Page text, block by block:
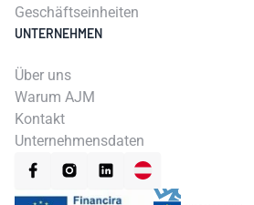
Geschäftseinheiten
UNTERNEHMEN
Über uns
Warum AJM
Kontakt
Unternehmensdaten